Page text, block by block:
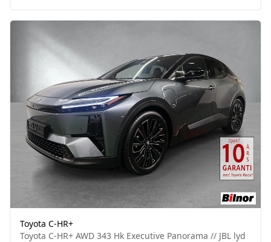
Toyota C-HR+
Toyota C-HR+ AWD 343 Hk Executive Panorama // JBL lyd